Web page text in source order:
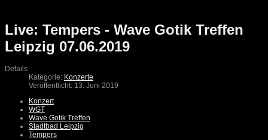
Live: Tempers - Wave Gotik Treffen
Leipzig 07.06.2019
Details
Kategorie: Konzerte
Veröffentlicht: 13. Juni 2019
Konzert
WGT
Wave Gotik Treffen
Stadtbad Leipzig
Tempers